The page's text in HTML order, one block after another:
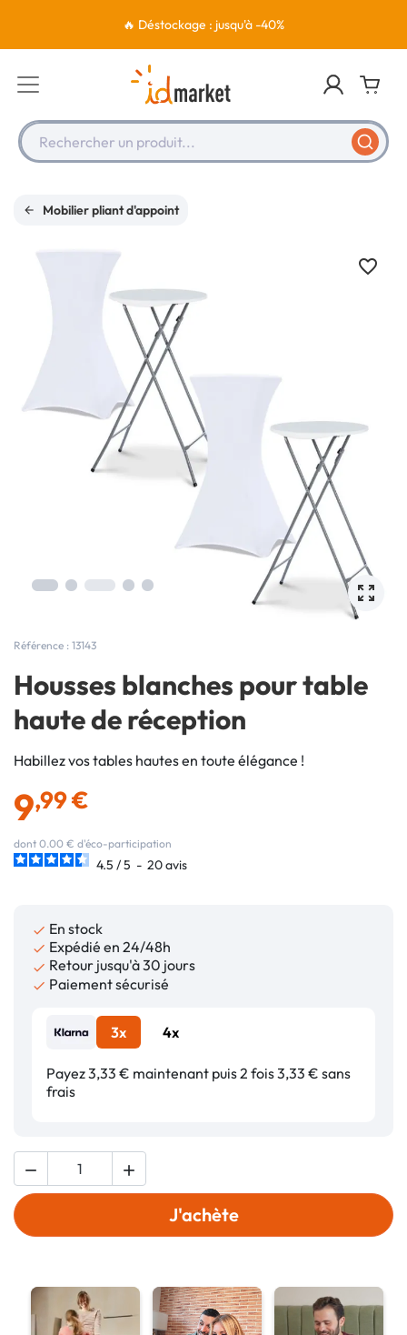
🔥 Déstockage : jusqu'à -40%
Rechercher un produit...
Mobilier pliant d'appoint
Référence : 13143
Housses blanches pour table
haute de réception
Habillez vos tables hautes en toute élégance !
9,99 €
dont 0.00 € d'éco-participation
4.5 /5 - 20avis
 En stock
 Expédié en 24/48h
 Retour jusqu'à 30 jours
 Paiement sécurisé
3x 4x
Payez 3,33 € maintenant puis 2 fois 3,33 € sans
frais
 
J'achète
favorite_border